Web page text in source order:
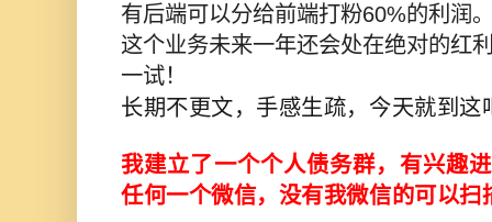
有后端可以分给前端打粉60%的利润
这个业务未来一年还会处在绝对的红
一试！
长期不更文，手感生疏，今天就到这
我建立了一个个人债务群，有兴趣
任何一个微信，没有我微信的可以扫